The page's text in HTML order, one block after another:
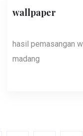
wallpaper
hasil pemasangan
madang